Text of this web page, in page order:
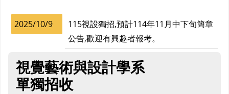
2025/10/9
115視設獨招,預計114年11月中下旬簡章
公告,歡迎有興趣者報考。
視覺藝術與設計學系
單獨招收